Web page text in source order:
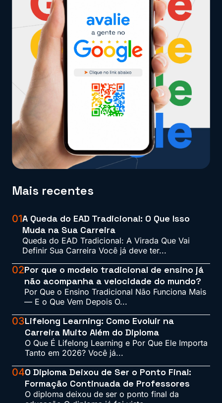
Mais recentes
01A Queda do EAD Tradicional: O Que Isso
Muda na Sua Carreira
Queda do EAD Tradicional: A Virada Que Vai
Definir Sua Carreira Você já deve ter...
02Por que o modelo tradicional de ensino já
não acompanha a velocidade do mundo?
Por Que o Ensino Tradicional Não Funciona Mais
— E o Que Vem Depois O...
03Lifelong Learning: Como Evoluir na
Carreira Muito Além do Diploma
O Que É Lifelong Learning e Por Que Ele Importa
Tanto em 2026? Você já...
04O Diploma Deixou de Ser o Ponto Final:
Formação Continuada de Professores
O diploma deixou de ser o ponto final da